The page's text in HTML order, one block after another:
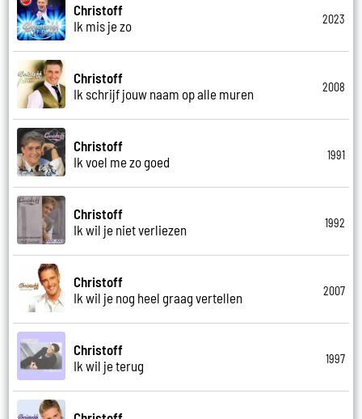
Christoff
Ik mis je zo
2023
Christoff
Ik schrijf jouw naam op alle muren
2008
Christoff
Ik voel me zo goed
1991
Christoff
Ik wil je niet verliezen
1992
Christoff
Ik wil je nog heel graag vertellen
2007
Christoff
Ik wil je terug
1997